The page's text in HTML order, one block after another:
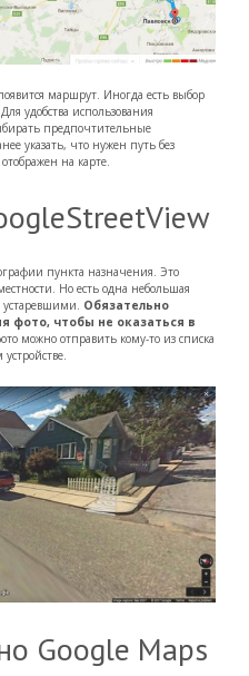
маршрут. Иногда есть выбор
удобства использования
предпочтительные
указать, что нужен путь без
на карте.
пункта назначения. Это
Но есть одна небольшая
Обязательно
фото, чтобы не оказаться в
можно отправить кому-то из списка
Google Maps